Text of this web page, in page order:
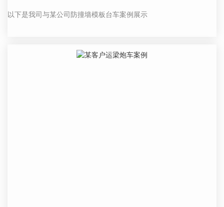
以下是我司与某公司防撞墙模板台车案例展示